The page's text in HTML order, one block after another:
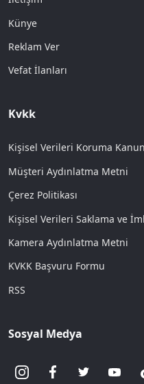
Künye
Reklam Ver
Vefat İlanları
Kvkk
Kişisel Verileri Koruma
Müşteri Aydınlatma Metni
Çerez Politikası
Kişisel Verileri Saklama ve
Kamera Aydınlatma Metni
KVKK Başvuru Formu
RSS
Sosyal Medya